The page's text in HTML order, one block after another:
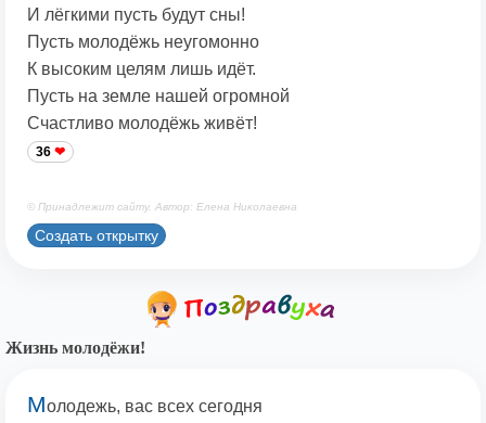
И лёгкими пусть будут сны!
Пусть молодёжь неугомонно
К высоким целям лишь идёт.
Пусть на земле нашей огромной
Счастливо молодёжь живёт!
36
© Принадлежит сайту. Автор: Елена Николаевна
Создать открытку
Жизнь молодёжи!
Молодежь, вас всех сегодня